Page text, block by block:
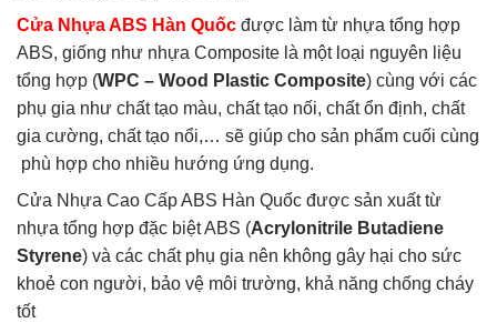
Cửa Nhựa ABS Hàn Quốc được làm từ nhựa tổng hợp
ABS, giống như nhựa Composite là một loại nguyên liệu
tổng hợp (WPC – Wood Plastic Composite) cùng với các
phụ gia như chất tạo màu, chất tạo nối, chất ổn định, chất
gia cường, chất tạo nổi,… sẽ giúp cho sản phẩm cuối cùng
phù hợp cho nhiều hướng ứng dụng.
Cửa Nhựa Cao Cấp ABS Hàn Quốc được sản xuất từ
nhựa tổng hợp đặc biệt ABS (Acrylonitrile Butadiene
Styrene) và các chất phụ gia nên không gây hại cho sức
khoẻ con người, bảo vệ môi trường, khả năng chống cháy
tốt